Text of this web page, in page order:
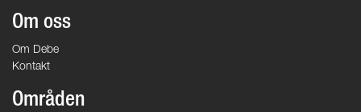
Om oss
Om Debe
Kontakt
Områden